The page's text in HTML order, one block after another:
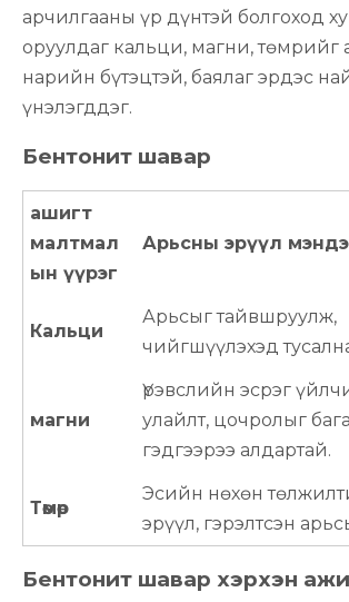
арчилгааны үр дүнтэй болгоход
оруулдаг кальци, магни, төмрийг
нарийн бүтэцтэй, баялаг эрдэс
үнэлэгддэг.
Бентонит шавар
ашигт
малтмал
ын үүрэг
Арьсны эрүүл
Кальци
Арьсыг тайвшруулж,
чийгшүүлэхэд
магни
Үрэвслийн эсрэг
улайлт, цочролыг
гэдгээрээ алдартай.
Төмөр
Эсийн нөхөн
эрүүл, гэрэлтсэн
Бентонит шавар хэрхэн